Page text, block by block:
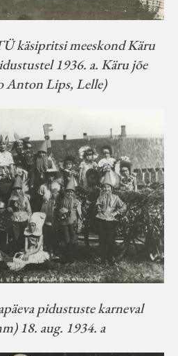
käsipritsi meeskond Käru
1936. a. Käru jõe
Anton Lips, Lelle)
pidustuste karneval
18. aug. 1934. a